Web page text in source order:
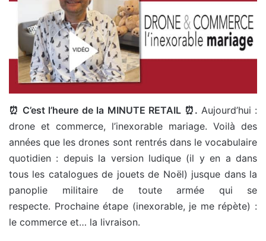
⏰ C’est l’heure de la MINUTE RETAIL ⏰. Aujourd’hui :
drone et commerce, l’inexorable mariage. Voilà des
années que les drones sont rentrés dans le vocabulaire
quotidien : depuis la version ludique (il y en a dans
tous les catalogues de jouets de Noël) jusque dans la
panoplie militaire de toute armée qui se
respecte. Prochaine étape (inexorable, je me répète) :
le commerce et… la livraison.